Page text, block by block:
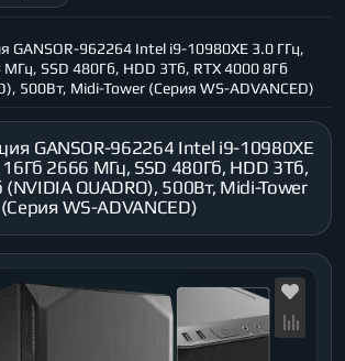
GANSOR-962264 Intel i9-10980XE 3.0 ГГц,
SSD 480Гб, HDD 3Тб, RTX 4000 8Гб
500Вт, Midi-Tower (Серия WS-ADVANCED)
GANSOR-962264 Intel i9-10980XE
16Гб 2666 МГц, SSD 480Гб, HDD 3Тб,
(NVIDIA QUADRO), 500Вт, Midi-Tower
(Серия WS-ADVANCED)